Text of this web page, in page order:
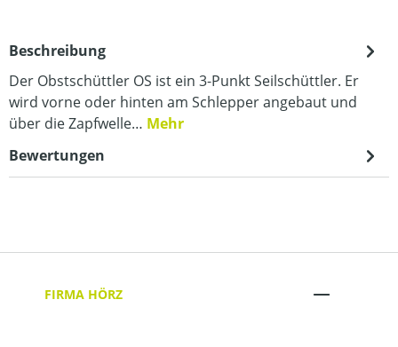
Beschreibung
Der Obstschüttler OS ist ein 3-Punkt Seilschüttler. Er
wird vorne oder hinten am Schlepper angebaut und
über die Zapfwelle… Mehr
Bewertungen
FIRMA HÖRZ